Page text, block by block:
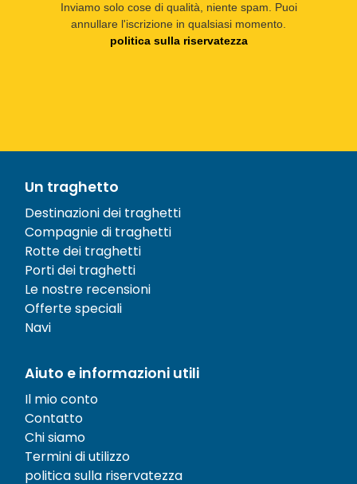
Inviamo solo cose di qualità, niente spam. Puoi
annullare l'iscrizione in qualsiasi momento.
politica sulla riservatezza
Un traghetto
Destinazioni dei traghetti
Compagnie di traghetti
Rotte dei traghetti
Porti dei traghetti
Le nostre recensioni
Offerte speciali
Navi
Aiuto e informazioni utili
Il mio conto
Contatto
Chi siamo
Termini di utilizzo
politica sulla riservatezza